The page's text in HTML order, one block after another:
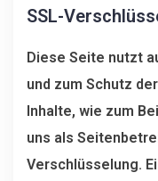
SSL-
Diese Seite nutzt
und zum Schutz
Inhalte, wie zum
uns als
Verschlüsselung.